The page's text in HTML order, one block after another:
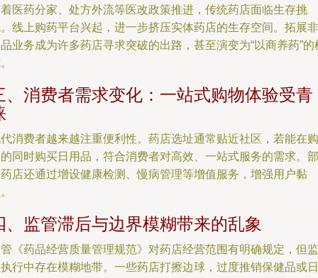
医药分家、处方外流等医改政策推进，传统药店面临生存挑
线上购药平台兴起，进一步挤压实体药店的生存空间。拓展非
业务成为许多药店寻求突破的出路，甚至演变为“以商养药”的
、消费者需求变化：一站式购物体验受青
消费者越来越注重便利性。药店选址通常贴近社区，若能在购
同时购买日用品，符合消费者对高效、一站式服务的需求。部
店还通过增设健康检测、慢病管理等增值服务，增强用户黏
、监管滞后与边界模糊带来的乱象
《药品经营质量管理规范》对药店经营范围有明确规定，但监
行中存在模糊地带。一些药店打擦边球，过度推销保健品或日